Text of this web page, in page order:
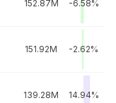
152.87M -6.58%
151.92M -2.62%
139.28M 14.94%